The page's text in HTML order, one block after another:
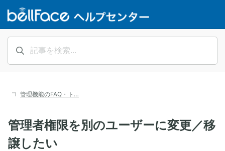
管理機能のFAQ・ト…
管理者権限を別のユーザーに変更／移
譲したい